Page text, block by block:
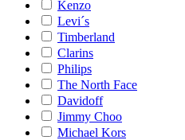
Kenzo
Levi´s
Timberland
Clarins
Philips
The North Face
Davidoff
Jimmy Choo
Michael Kors